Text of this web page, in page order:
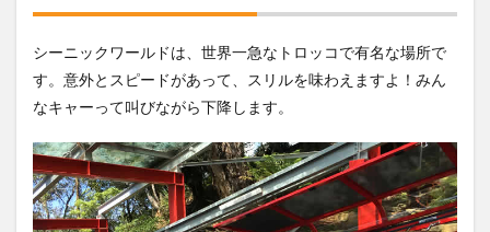
シーニックワールドは、世界一急なトロッコで有名な場所で
す。意外とスピードがあって、スリルを味わえますよ！みん
なキャーって叫びながら下降します。